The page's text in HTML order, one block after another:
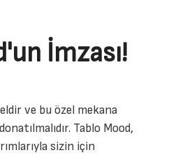
İmzası!
ve bu özel mekana
Tablo Mood,
sizin için